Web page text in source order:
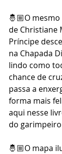
🤴🏼O
de Christiane
Príncipe
na Chapada
lindo como
chance de
passa a
forma mais
aqui nesse
do
🤴🏼O mapa